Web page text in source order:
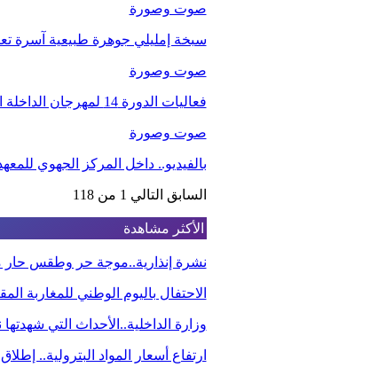
صوت وصورة
سبخة إمليلي جوهرة طبيعية آسرة
صوت وصورة
فعاليات الدورة 14 لمهرجان الداخلة الدولي للفيلم
صوت وصورة
بالفيديو.. داخل المركز الجهوي
السابق التالي 1 من 118
الأكثر مشاهدة
نشرة إنذارية..موجة حر وطقس حار
الاحتفال باليوم الوطني للمغاربة
وزارة الداخلية..الأحداث التي
ارتفاع أسعار المواد البترولية..